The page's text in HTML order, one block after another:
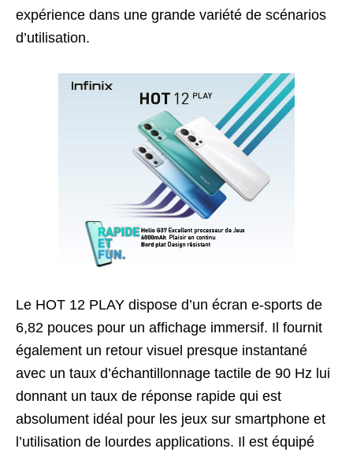
expérience dans une grande variété de scénarios
d’utilisation.
Le HOT 12 PLAY dispose d’un écran e-sports de
6,82 pouces pour un affichage immersif. Il fournit
également un retour visuel presque instantané
avec un taux d’échantillonnage tactile de 90 Hz lui
donnant un taux de réponse rapide qui est
absolument idéal pour les jeux sur smartphone et
l’utilisation de lourdes applications. Il est équipé